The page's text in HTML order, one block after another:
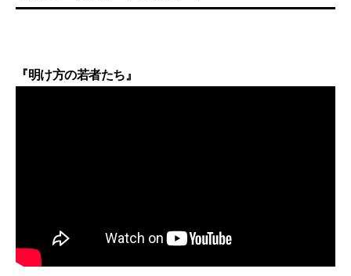
『明け方の若者たち』